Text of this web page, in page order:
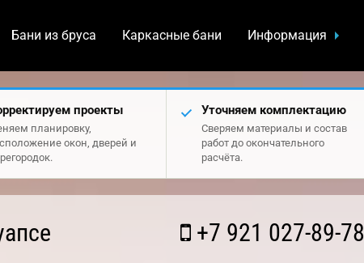
Бани из бруса Каркасные бани Информация
проекты
планировку,
окон, дверей и
Уточняем комплектацию
Сверяем материалы и состав
работ до окончательного
расчёта.
+7 921 027-89-78